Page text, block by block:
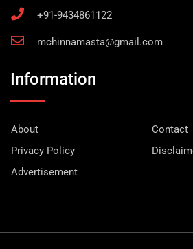
+91-9434861122
mchinnamasta@gmail.com
Information
About
Contact
Privacy Policy
Advertisement